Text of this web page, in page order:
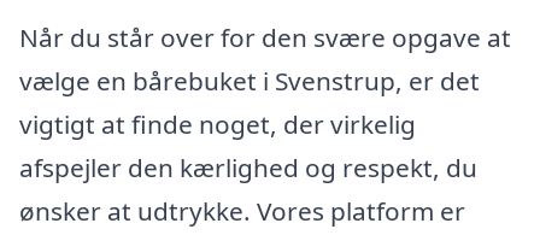
Når du står over for den svære opgave at
vælge en bårebuket i Svenstrup, er det
vigtigt at finde noget, der virkelig
afspejler den kærlighed og respekt, du
ønsker at udtrykke. Vores platform er